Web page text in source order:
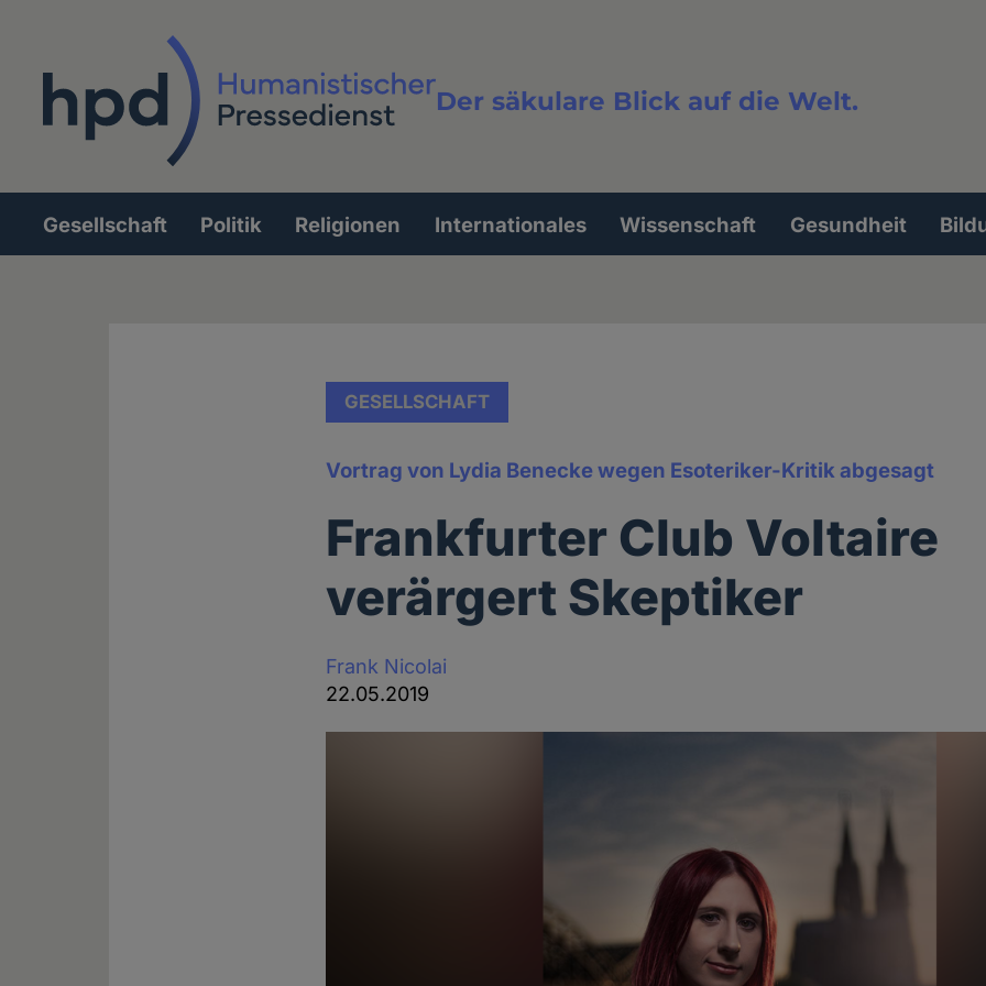
Der säkulare Blick auf die Welt.
Volltextsuche
Hauptnavigation
Gesellschaft Politik Religionen Internationales Wissenschaft Gesundheit
GESELLSCHAFT
Vortrag von Lydia Benecke wegen Esoteriker-Kritik abgesagt
Frankfurter Club Voltaire
verärgert Skeptiker
Frank Nicolai
22.05.2019